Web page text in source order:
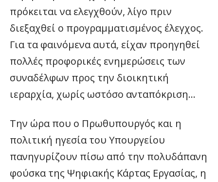
πρόκειται να ελεγχθούν, λίγο πριν
διεξαχθεί ο προγραμματισμένος έλεγχος.
Για τα φαινόμενα αυτά, είχαν προηγηθεί
πολλές προφορικές ενημερώσεις των
συναδέλφων προς την διοικητική
ιεραρχία, χωρίς ωστόσο ανταπόκριση…
Την ώρα που ο Πρωθυπουργός και η
πολιτική ηγεσία του Υπουργείου
πανηγυρίζουν πίσω από την πολυδάπανη
φούσκα της Ψηφιακής Κάρτας Εργασίας, η